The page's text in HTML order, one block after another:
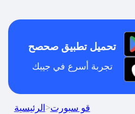
تحميل تطبيق صحصح
تجربة أسرع في جيبك
الرئيسية>قو سبورت